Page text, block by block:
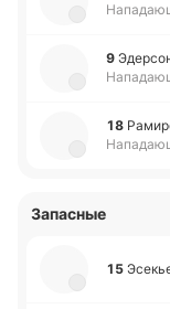
9
18
Запасные
15